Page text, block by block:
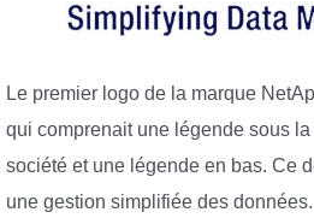
Le premier logo de la marque
qui comprenait une légende sous la
société et une légende en bas. Ce
une gestion simplifiée des données.